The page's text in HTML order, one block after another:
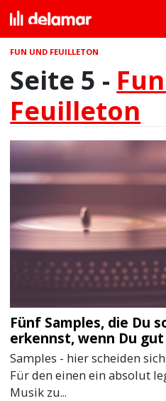
FUN UND FEUILLETON
Seite 5 -
Feuilleton
Fünf Samples, die Du
erkennst, wenn Du
Samples - hier scheiden
Für den einen ein absolut
Musik zu...